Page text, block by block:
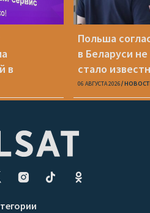
в
Польша
в Беларуси
стало
06 АВГУСТА 2026